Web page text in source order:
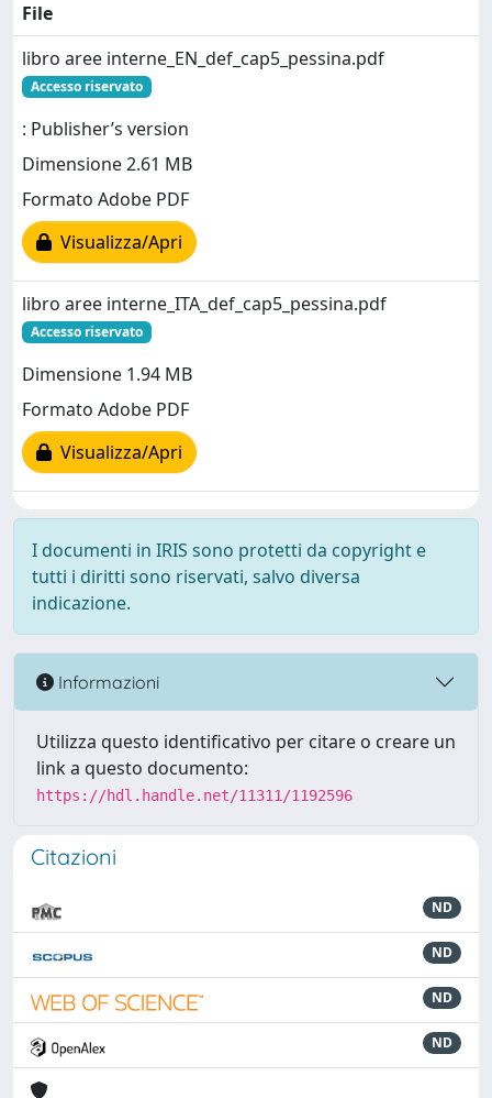
File
libro aree interne_EN_def_cap5_pessina.pdf
Accesso riservato
: Publisher’s version
Dimensione 2.61 MB
Formato Adobe PDF
Visualizza/Apri
libro aree interne_ITA_def_cap5_pessina.pdf
Accesso riservato
Dimensione 1.94 MB
Formato Adobe PDF
Visualizza/Apri
I documenti in IRIS sono protetti da copyright e
tutti i diritti sono riservati, salvo diversa
indicazione.
Informazioni
Utilizza questo identificativo per citare o creare un
link a questo documento:
https://hdl.handle.net/11311/1192596
Citazioni
ND
ND
ND
ND